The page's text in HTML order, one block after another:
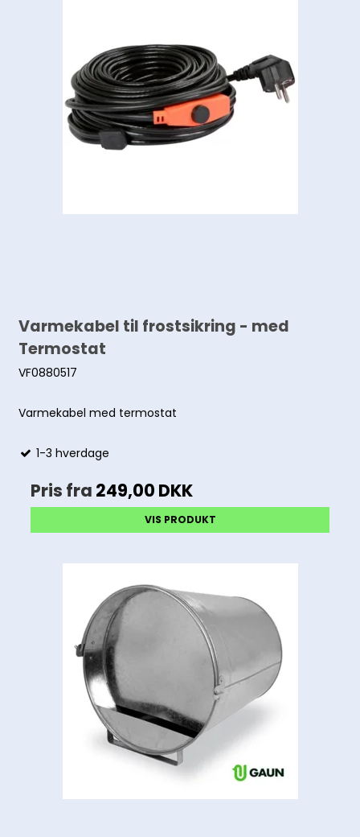
Varmekabel til frostsikring - med
Termostat
VF0880517
Varmekabel med termostat
1-3 hverdage
Pris fra 249,00 DKK
VIS PRODUKT